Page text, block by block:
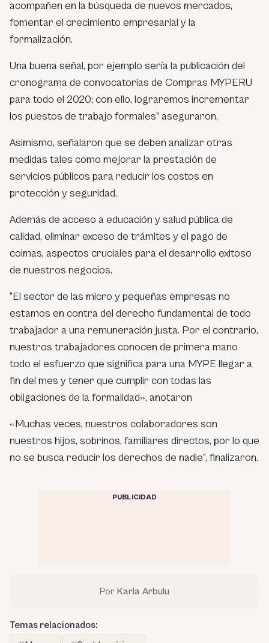
acompañen en la búsqueda de nuevos mercados,
fomentar el crecimiento empresarial y la
formalización.
Una buena señal, por ejemplo sería la publicación del
cronograma de convocatorias de Compras MYPERU
para todo el 2020; con ello, lograremos incrementar
los puestos de trabajo formales” aseguraron.
Asimismo, señalaron que se deben analizar otras
medidas tales como mejorar la prestación de
servicios públicos para reducir los costos en
protección y seguridad.
Además de acceso a educación y salud pública de
calidad, eliminar exceso de trámites y el pago de
coimas, aspectos cruciales para el desarrollo exitoso
de nuestros negocios.
“El sector de las micro y pequeñas empresas no
estamos en contra del derecho fundamental de todo
trabajador a una remuneración justa. Por el contrario,
nuestros trabajadores conocen de primera mano
todo el esfuerzo que significa para una MYPE llegar a
fin del mes y tener que cumplir con todas las
obligaciones de la formalidad», anotaron
«Muchas veces, nuestros colaboradores son
nuestros hijos, sobrinos, familiares directos, por lo que
no se busca reducir los derechos de nadie”, finalizaron.
PUBLICIDAD
Por Karla Arbulu
Temas relacionados: